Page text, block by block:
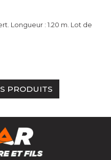
Longueur : 1.20 m. Lot de
PRODUITS